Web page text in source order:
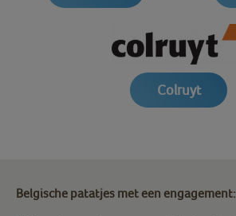
Colruyt
Belgische patatjes met een engagement: